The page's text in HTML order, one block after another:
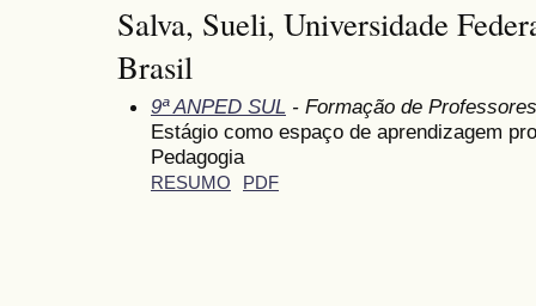
Salva, Sueli, Universidade
Brasil
9ª ANPED SUL - Formação de Professores
Estágio como espaço de aprendizagem
Pedagogia
RESUMO PDF